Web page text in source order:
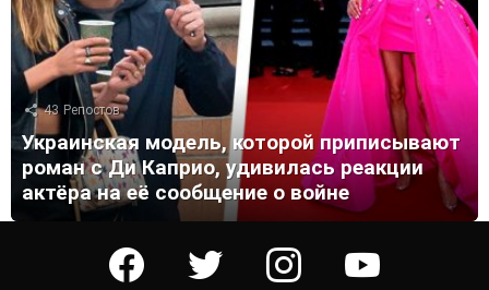
43 Репостов
Украинская модель, которой приписывают
роман с Ди Каприо, удивилась реакции
актёра на её сообщение о войне
facebook twitter instagram youtube